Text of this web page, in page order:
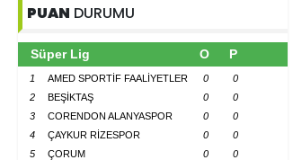
PUAN DURUMU
Süper Lig O P
1 AMED SPORTİF FAALİYETLER 0
0
2
BEŞİKTAŞ 0
0
3
CORENDON ALANYASPOR 0
0
4
ÇAYKUR RİZESPOR 0
0
5
ÇORUM 0
0